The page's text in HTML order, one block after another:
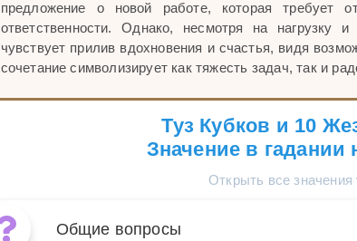
предложение о новой работе, которая требует
ответственности. Однако, несмотря на нагрузку
чувствует прилив вдохновения и счастья, видя
сочетание символизирует как тяжесть задач, так и
Туз Кубков и 10
Значение в гадании
Открыть все значения
Общие вопросы